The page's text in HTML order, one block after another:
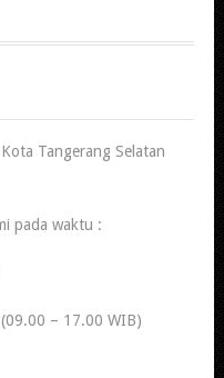
Tangerang Selatan
pada waktu :
– 17.00 WIB)